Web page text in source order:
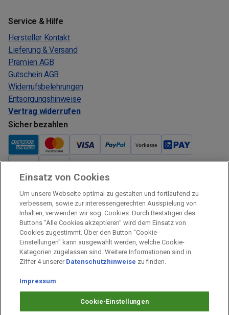
Service & Hilfe
Hersteller Kontakt
Lieferung & Versand
Prämien AGB
Gutschein AGB
Widerrufsbelehrungen
Entsorgungshinweise
Vertrag widerrufen
Sicher bezahlen
Verkauf und Versand
Kostenloser Versand:
Verkauf und Versand durch:
Verkauf Gutscheine durch:
Sicher einkaufen
Prämien Impressum
Prämien Datenschutz
Einsatz von Cookies
Um unsere Webseite optimal zu gestalten und fortlaufend zu
verbessern, sowie zur interessengerechten Ausspielung von
Inhalten, verwenden wir sog. Cookies. Durch Bestätigen des
Buttons "Alle Cookies akzeptieren" wird dem Einsatz von
Cookies zugestimmt. Über den Button "Cookie-
Einstellungen" kann ausgewählt werden, welche Cookie-
Kategorien zugelassen sind. Weitere Informationen sind in
Ziffer 4 unserer Datenschutzhinweise zu finden.
Impressum
Cookie-Einstellungen